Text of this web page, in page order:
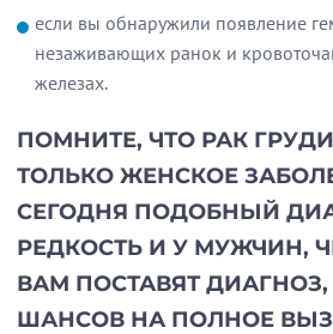
если вы обнаружили появление
незаживающих ранок и
железах.
ПОМНИТЕ, ЧТО РАК ГРУДИ
ТОЛЬКО ЖЕНСКОЕ
СЕГОДНЯ ПОДОБНЫЙ
РЕДКОСТЬ И У МУЖЧИН,
ВАМ ПОСТАВЯТ
ШАНСОВ НА ПОЛНОЕ